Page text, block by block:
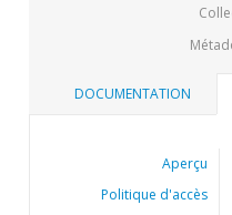
DOCUMENTATION
Aperçu
Politique d'accès